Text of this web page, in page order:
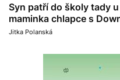
Syn patří do školy tady
maminka chlapce s
Jitka Polanská